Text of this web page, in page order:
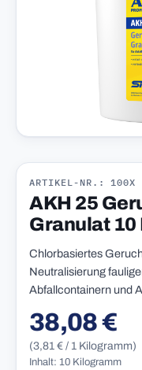
ARTIKEL-NR.: 100X
AKH 25
Granulat 10
Chlorbasiertes
Neutralisierung
Abfallcontainern und
Regulärer Preis:
38,08 €
(3,81 € / 1 Kilogramm)
Inhalt: 10 Kilogramm